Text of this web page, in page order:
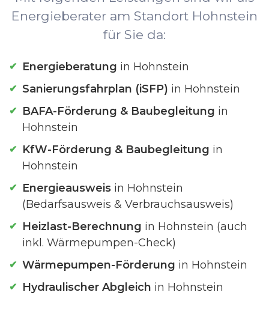
Energieberater am Standort Hohnstein
für Sie da:
Energieberatung in Hohnstein
Sanierungsfahrplan (iSFP) in Hohnstein
BAFA-Förderung & Baubegleitung in
Hohnstein
KfW-Förderung & Baubegleitung in
Hohnstein
Energieausweis in Hohnstein
(Bedarfsausweis & Verbrauchsausweis)
Heizlast-Berechnung in Hohnstein (auch
inkl. Wärmepumpen-Check)
Wärmepumpen-Förderung in Hohnstein
Hydraulischer Abgleich in Hohnstein